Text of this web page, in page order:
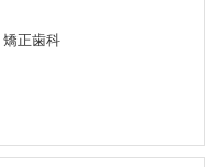
正歯科